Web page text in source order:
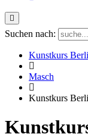
Suchen nach:
Kunstkurs
Masch
Kunstkurs